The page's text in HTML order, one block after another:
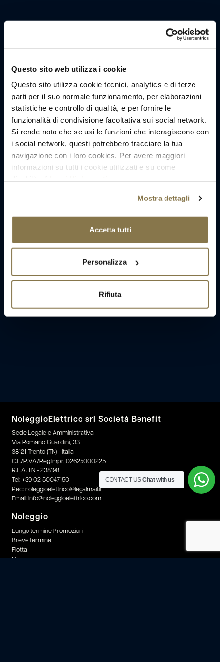
Questo sito web utilizza i cookie
Questo sito utilizza cookie tecnici, analytics e di terze
parti per il suo normale funzionamento, per elaborazioni
statistiche e controllo di qualità, e per fornire le
funzionalità di condivisione facoltativa sui social network.
Si rende noto che se usi le funzioni che interagiscono con
i social network, questi potrebbero tracciare la tua
navigazione con i loro cookies. Per avere maggiori
informazioni su tutti i cookie utilizzati e su come
Mostra dettagli
Accetta tutti
Personalizza
Rifiuta
NoleggioElettrico srl Società Benefit
Sede Legale e Amministrativa
Via Romano Guardini, 33
38121 Trento (TN) - Italia
C.F./P.IVA/Reg.Impr. 02625000225
R.E.A. TN - 238198
Tel: +39 02 50047150
Pec: noleggioelettrico@legalmail.it
Email: info@noleggioelettrico.com
Noleggio
Lungo termine Promozioni
Breve termine
Flotta
News
CONTACT USChat with us